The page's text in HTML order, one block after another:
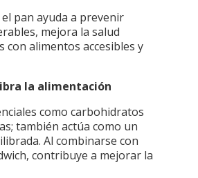
pan ayuda a prevenir
mejora la salud
alimentos accesibles y
la alimentación
como carbohidratos
también actúa como un
Al combinarse con
contribuye a mejorar la